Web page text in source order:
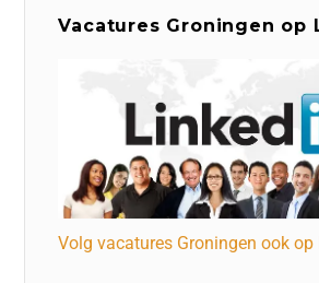
Vacatures Groningen op
Volg vacatures Groningen ook op